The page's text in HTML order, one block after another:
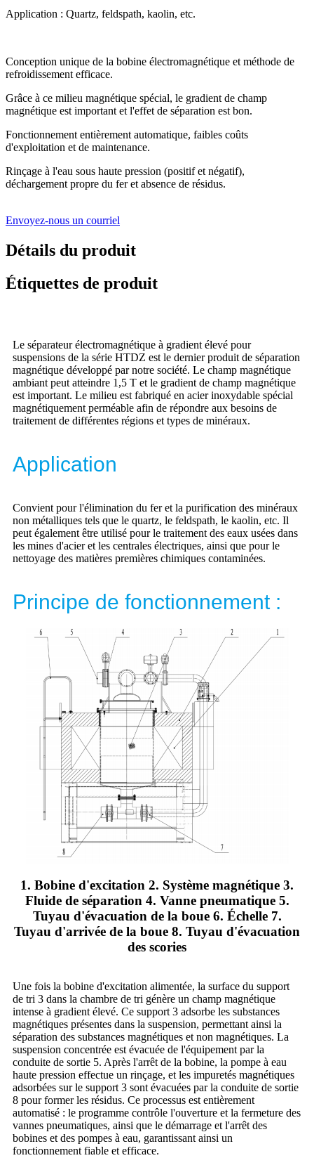
Application : Quartz, feldspath, kaolin, etc.
Conception unique de la bobine électromagnétique et méthode de
refroidissement efficace.
Grâce à ce milieu magnétique spécial, le gradient de champ
magnétique est important et l'effet de séparation est bon.
Fonctionnement entièrement automatique, faibles coûts
d'exploitation et de maintenance.
Rinçage à l'eau sous haute pression (positif et négatif),
déchargement propre du fer et absence de résidus.
Envoyez-nous un courriel
Détails du produit
Étiquettes de produit
Le séparateur électromagnétique à gradient élevé pour
suspensions de la série HTDZ est le dernier produit de séparation
magnétique développé par notre société. Le champ magnétique
ambiant peut atteindre 1,5 T et le gradient de champ magnétique
est important. Le milieu est fabriqué en acier inoxydable spécial
magnétiquement perméable afin de répondre aux besoins de
traitement de différentes régions et types de minéraux.
Application
Convient pour l'élimination du fer et la purification des minéraux
non métalliques tels que le quartz, le feldspath, le kaolin, etc. Il
peut également être utilisé pour le traitement des eaux usées dans
les mines d'acier et les centrales électriques, ainsi que pour le
nettoyage des matières premières chimiques contaminées.
Principe de fonctionnement :
1. Bobine d'excitation 2. Système magnétique 3.
Fluide de séparation 4. Vanne pneumatique 5.
Tuyau d'évacuation de la boue 6. Échelle 7.
Tuyau d'arrivée de la boue 8. Tuyau d'évacuation
des scories
Une fois la bobine d'excitation alimentée, la surface du support
de tri 3 dans la chambre de tri génère un champ magnétique
intense à gradient élevé. Ce support 3 adsorbe les substances
magnétiques présentes dans la suspension, permettant ainsi la
séparation des substances magnétiques et non magnétiques. La
suspension concentrée est évacuée de l'équipement par la
conduite de sortie 5. Après l'arrêt de la bobine, la pompe à eau
haute pression effectue un rinçage, et les impuretés magnétiques
adsorbées sur le support 3 sont évacuées par la conduite de sortie
8 pour former les résidus. Ce processus est entièrement
automatisé : le programme contrôle l'ouverture et la fermeture des
vannes pneumatiques, ainsi que le démarrage et l'arrêt des
bobines et des pompes à eau, garantissant ainsi un
fonctionnement fiable et efficace.